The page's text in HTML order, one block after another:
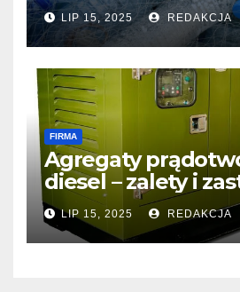
LIP 15, 2025 REDAKCJA
FIRMA
Agregaty
diesel – zalety i
LIP 15, 2025 REDAKCJA